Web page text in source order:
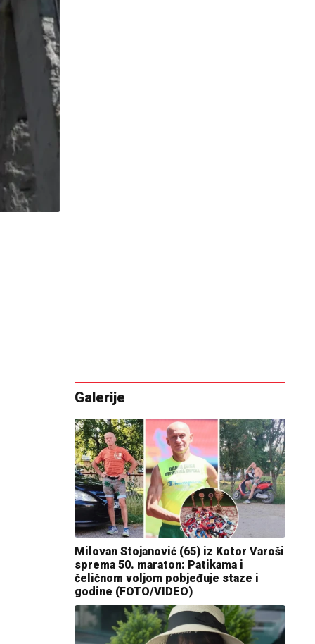
Galerije
Milovan Stojanović (65) iz Kotor Varoši
sprema 50. maraton: Patikama i
čeličnom voljom pobjeđuje staze i
godine (FOTO/VIDEO)